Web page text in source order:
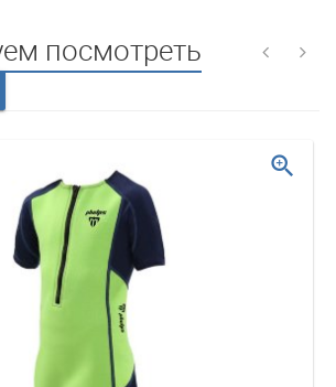
посмотреть
zoom_in